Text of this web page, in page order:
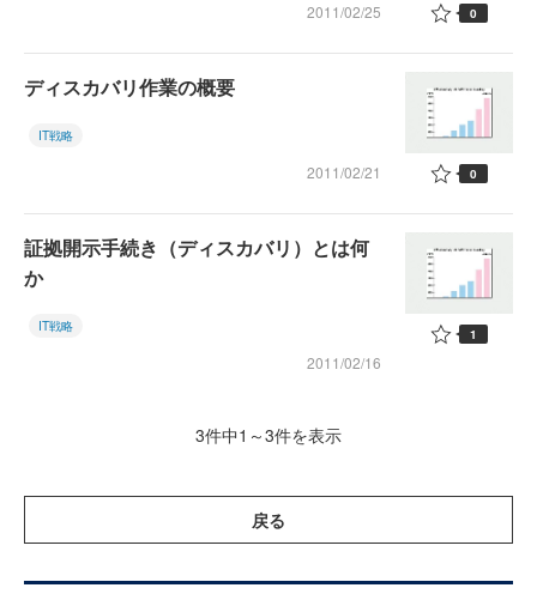
2011/02/25 0
ディスカバリ作業の概要
IT戦略
2011/02/21 0
証拠開示手続き（ディスカバリ）とは何
か
IT戦略
2011/02/16
1
3件中1～3件を表示
戻る